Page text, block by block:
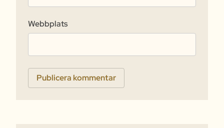
Webbplats